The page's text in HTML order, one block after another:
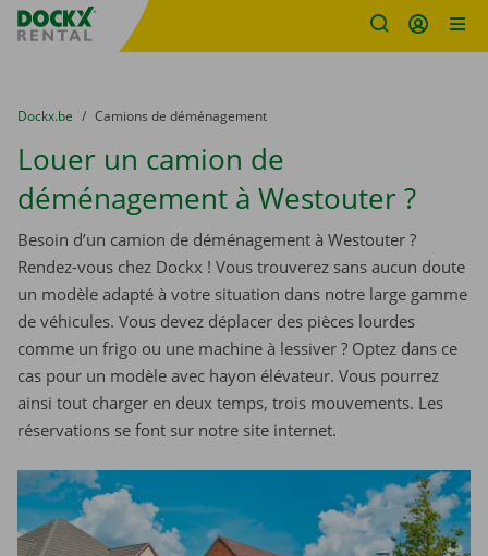
sitename
You are here:
du
Dockx.be to
Camions de déménagement
Louer un camion de
déménagement à Westouter ?
Besoin d’un camion de déménagement à Westouter ?
Rendez-vous chez Dockx ! Vous trouverez sans aucun doute
un modèle adapté à votre situation dans notre large gamme
de véhicules. Vous devez déplacer des pièces lourdes
comme un frigo ou une machine à lessiver ? Optez dans ce
cas pour un modèle avec hayon élévateur. Vous pourrez
ainsi tout charger en deux temps, trois mouvements. Les
réservations se font sur notre site internet.